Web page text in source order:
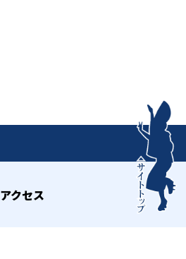
アクセス